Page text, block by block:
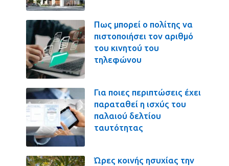
Πως μπορεί ο πολίτης να
πιστοποιήσει τον αριθμό
του κινητού του
τηλεφώνου
Για ποιες περιπτώσεις έχει
παραταθεί η ισχύς του
παλαιού δελτίου
ταυτότητας
Ώρες κοινής ησυχίας την